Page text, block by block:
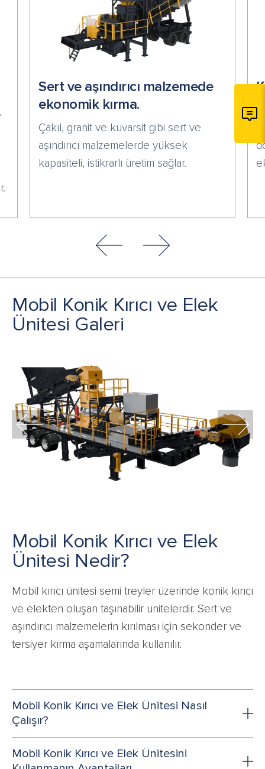
Sert ve aşındırıcı malzemede
ekonomik kırma.
Çakıl, granit ve kuvarsit gibi sert ve
aşındırıcı malzemelerde yüksek
kapasiteli, istikrarlı üretim sağlar.
Mobil Konik Kırıcı ve Elek
Ünitesi Galeri
Mobil Konik Kırıcı ve Elek
Ünitesi Nedir?
Mobil kırıcı ünitesi semi treyler üzerinde konik kırıcı
ve elekten oluşan taşınabilir ünitelerdir. Sert ve
aşındırıcı malzemelerin kırılması için sekonder ve
tersiyer kırma aşamalarında kullanılır.
Mobil Konik Kırıcı ve Elek Ünitesi Nasıl
Çalışır?
Mobil Konik Kırıcı ve Elek Ünitesini